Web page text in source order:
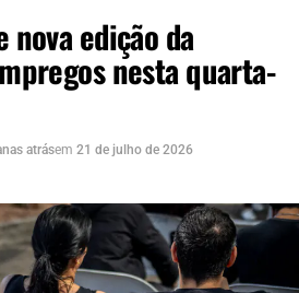
nova edição da
nesta quarta-
atrásem 21 de julho de 2026